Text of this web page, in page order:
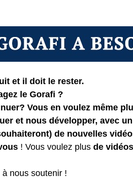
et il doit le rester.
le Gorafi ?
Vous en voulez même
et nous développer, avec
de nouvelles
! Vous voulez plus de
à nous soutenir !